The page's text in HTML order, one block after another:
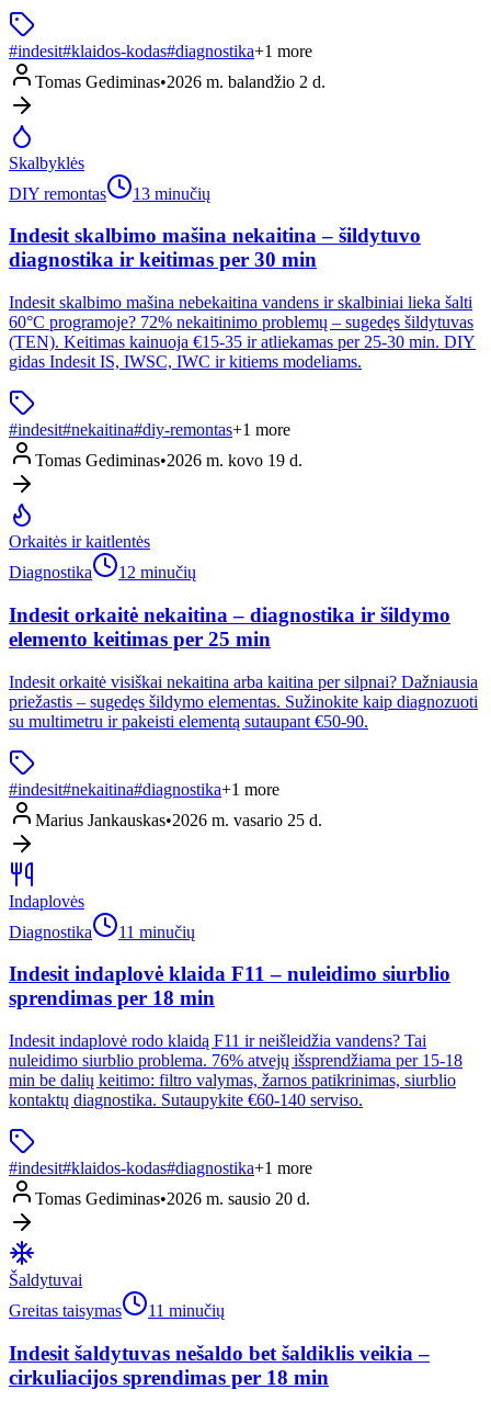
#indesit#klaidos-kodas#diagnostika+1 more
Tomas Gediminas•2026 m. balandžio 2 d.
Skalbyklės
DIY remontas
13 minučių
Indesit skalbimo mašina nekaitina – šildytuvo
diagnostika ir keitimas per 30 min
Indesit skalbimo mašina nebekaitina vandens ir skalbiniai lieka šalti
60°C programoje? 72% nekaitinimo problemų – sugedęs šildytuvas
(TEN). Keitimas kainuoja €15-35 ir atliekamas per 25-30 min. DIY
gidas Indesit IS, IWSC, IWC ir kitiems modeliams.
#indesit#nekaitina#diy-remontas+1 more
Tomas Gediminas•2026 m. kovo 19 d.
Orkaitės ir kaitlentės
Diagnostika
12 minučių
Indesit orkaitė nekaitina – diagnostika ir šildymo
elemento keitimas per 25 min
Indesit orkaitė visiškai nekaitina arba kaitina per silpnai? Dažniausia
priežastis – sugedęs šildymo elementas. Sužinokite kaip diagnozuoti
su multimetru ir pakeisti elementą sutaupant €50-90.
#indesit#nekaitina#diagnostika+1 more
Marius Jankauskas•2026 m. vasario 25 d.
Indaplovės
Diagnostika
11 minučių
Indesit indaplovė klaida F11 – nuleidimo siurblio
sprendimas per 18 min
Indesit indaplovė rodo klaidą F11 ir neišleidžia vandens? Tai
nuleidimo siurblio problema. 76% atvejų išsprendžiama per 15-18
min be dalių keitimo: filtro valymas, žarnos patikrinimas, siurblio
kontaktų diagnostika. Sutaupykite €60-140 serviso.
#indesit#klaidos-kodas#diagnostika+1 more
Tomas Gediminas•2026 m. sausio 20 d.
Šaldytuvai
Greitas taisymas
11 minučių
Indesit šaldytuvas nešaldo bet šaldiklis veikia –
cirkuliacijos sprendimas per 18 min